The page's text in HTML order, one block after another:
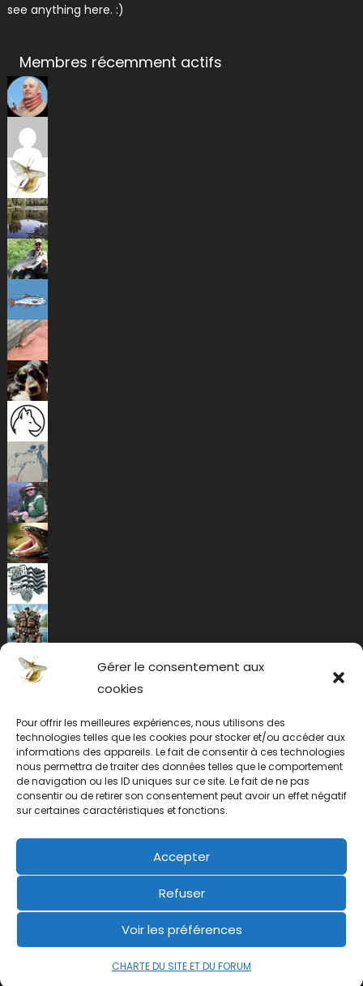
Gérer le consentement aux
cookies
Pour offrir les meilleures expériences, nous utilisons des
technologies telles que les cookies pour stocker et/ou accéder aux
informations des appareils. Le fait de consentir à ces technologies
nous permettra de traiter des données telles que le comportement
de navigation ou les ID uniques sur ce site. Le fait de ne pas
consentir ou de retirer son consentement peut avoir un effet négatif
sur certaines caractéristiques et fonctions.
Accepter
Refuser
Voir les préférences
CHARTE DU SITE ET DU FORUM
see anything here. :)
Membres récemment actifs
2019 mic|éclosion.com